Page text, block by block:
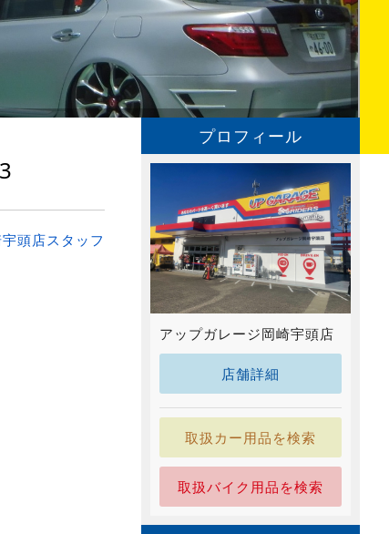
頭店スタッフ
プロフィール
アップガレージ岡崎宇頭店
店舗詳細
取扱カー用品を検索
取扱バイク用品を検索